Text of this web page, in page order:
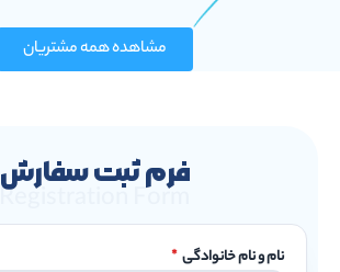
مشاهده همه مشتریان
فرم ثبت سفارش
Registration Form
نام و نام خانوادگی *